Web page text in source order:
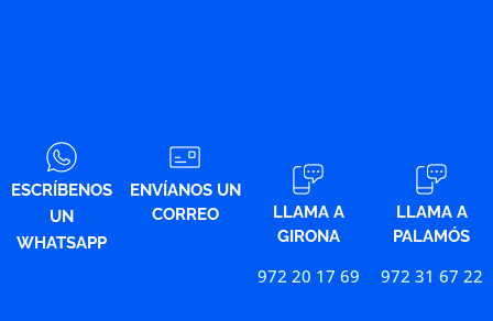
ESCRÍBENOS
UN
WHATSAPP
ENVÍANOS UN
CORREO
LLAMA A
GIRONA
972 20 17 69
LLAMA A
PALAMÓS
972 31 67 22